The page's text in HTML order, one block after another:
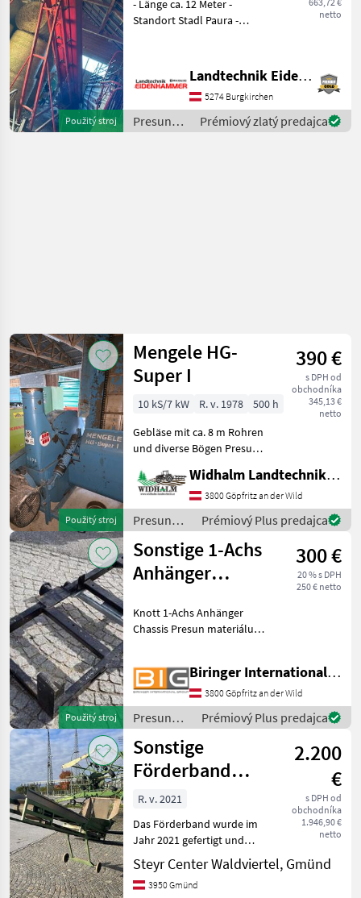
Použitý stroj
netto
- Länge ca. 12 Meter -
Standort Stadl Paura -
Landtechnik Eidenhammer GmbH
5274 Burgkirchen
Presun
materiálu
Prémiový zlatý predajca
Použitý stroj
Mengele HG-
Super I
390 €
s DPH od
obchodníka
345,13 €
netto
10 kS/7 kW R. v. 1978
500 h
Gebläse mit ca. 8 m Rohren
und diverse Bögen Presun
Widhalm Landtechnik GmbH
3800 Göpfritz an der Wild
Presun
materiálu
/ Mengele
Prémiový Plus predajca
Použitý stroj
Sonstige 1-Achs
Anhänger
300 €
20 % s DPH
250 € netto
Knott 1-Achs Anhänger
Chassis Presun materiálu
Biringer International GmbH
3800 Göpfritz an der Wild
Presun
materiálu
/ Sonstige
Prémiový Plus predajca
Sonstige
Förderband
2,5m
2.200
€
s DPH od
obchodníka
1.946,90 €
netto
R. v. 2021
Das Förderband wurde im
Jahr 2021 gefertigt und
bietet eine zuverlässige
Lösung für verschiedene
Transportanforderungen.
Steyr Center Waldviertel, Gmünd
3950 Gmünd